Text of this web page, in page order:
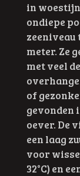
in
ondiepe
zeeniveau
meter. Ze
met veel
of
gevonden
oever. De
een laag
voor
32°C) en